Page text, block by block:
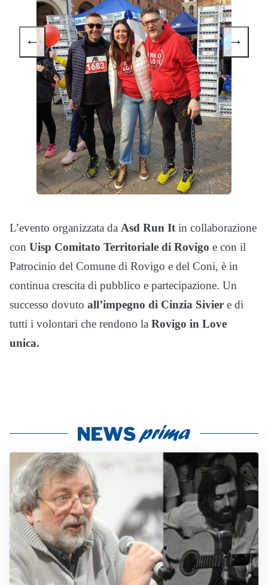
← →
L’evento organizzata da Asd Run Itin collaborazione
con Uisp Comitato Territoriale di Rovigo e con il
Patrocinio del Comune di Rovigo e del Coni, è in
continua crescita di pubblico e partecipazione. Un
successo dovuto all’impegno di Cinzia Sivier e di
tutti i volontari che rendono la Rovigo in Love
unica.